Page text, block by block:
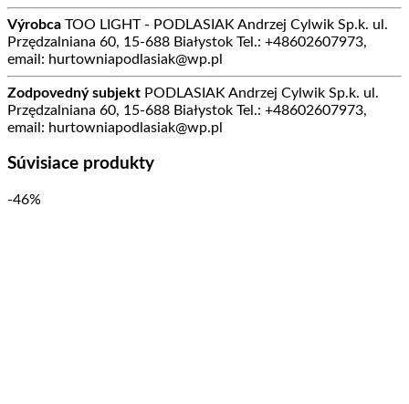
Výrobca TOO LIGHT - PODLASIAK Andrzej Cylwik Sp.k. ul.
Przędzalniana 60, 15-688 Białystok Tel.: +48602607973,
email: hurtowniapodlasiak@wp.pl
Zodpovedný subjekt PODLASIAK Andrzej Cylwik Sp.k. ul.
Przędzalniana 60, 15-688 Białystok Tel.: +48602607973,
email: hurtowniapodlasiak@wp.pl
Súvisiace produkty
-46%